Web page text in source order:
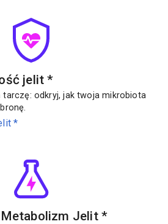
jelit*
tarczę: odkryj, jak twoja mikrobiota
*
Metabolizm Jelit*